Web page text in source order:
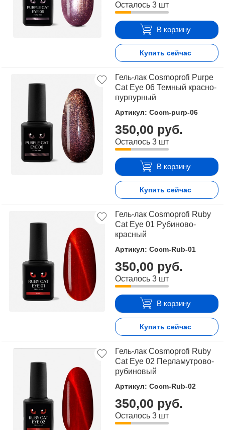
Осталось 3 шт
В корзину
Купить сейчас
Гель-лак Cosmoprofi Purpe
Cat Eye 06 Темный красно-
пурпурный
Артикул: Cocm-purp-06
350,00 руб.
Осталось 3 шт
В корзину
Купить сейчас
Гель-лак Cosmoprofi Ruby
Cat Eye 01 Рубиново-
красный
Артикул: Cocm-Rub-01
350,00 руб.
Осталось 3 шт
В корзину
Купить сейчас
Гель-лак Cosmoprofi Ruby
Cat Eye 02 Перламутрово-
рубиновый
Артикул: Cocm-Rub-02
350,00 руб.
Осталось 3 шт